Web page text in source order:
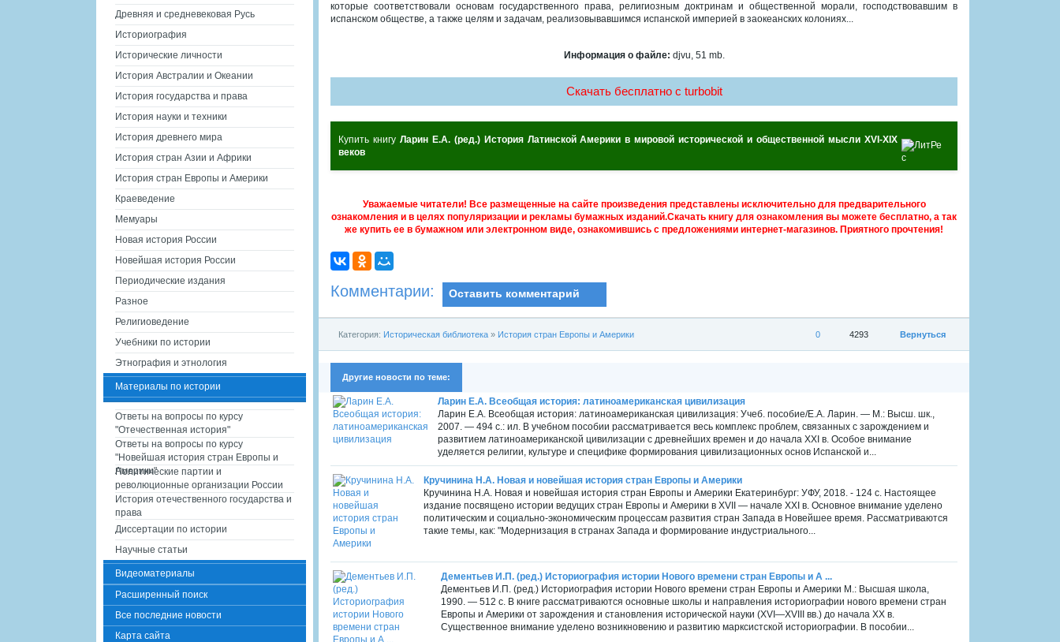
которые соответствовали основам государственного права, религиозным доктринам и общественной морали, господствовавшим в
испанском обществе, а также целям и задачам, реализовывавшимся испанской империей в заокеанских колониях...
Информация о файле: djvu, 51 mb.
Скачать бесплатно c turbobit
Купить книгу Ларин Е.А. (ред.) История Латинской Америки в мировой исторической и общественной мысли XVI-XIX
веков
Уважаемые читатели! Все размещенные на сайте произведения представлены исключительно для предварительного
ознакомления и в целях популяризации и рекламы бумажных изданий.Скачать книгу для ознакомления вы можете бесплатно, а так
же купить ее в бумажном или электронном виде, ознакомившись с предложениями интернет-магазинов. Приятного прочтения!
Комментарии: Оставить комментарий
Вернуться
4293
0
Категория: Историческая библиотека » История стран Европы и Америки
Другие новости по теме:
Ларин Е.А. Всеобщая история: латиноамериканская цивилизация
Ларин Е.А. Всеобщая история: латиноамериканская цивилизация: Учеб. пособие/Е.А. Ларин. — М.: Высш. шк.,
2007. — 494 с.: ил. В учебном пособии рассматривается весь комплекс проблем, связанных с зарождением и
развитием латиноамериканской цивилизации с древнейших времен и до начала XXI в. Особое внимание
уделяется религии, культуре и специфике формирования цивилизационных основ Испанской и...
Кручинина Н.А. Новая и новейшая история стран Европы и Америки
Кручинина Н.А. Новая и новейшая история стран Европы и Америки Екатеринбург: УФУ, 2018. - 124 с. Настоящее
издание посвящено истории ведущих стран Европы и Америки в XVII — начале XXI в. Основное внимание уделено
политическим и социально-экономическим процессам развития стран Запада в Новейшее время. Рассматриваются
такие темы, как: "Модернизация в странах Запада и формирование индустриального...
Дементьев И.П. (ред.) Историография истории Нового времени стран Европы и А ...
Дементьев И.П. (ред.) Историография истории Нового времени стран Европы и Америки М.: Высшая школа,
1990. — 512 с. В книге рассматриваются основные школы и направления историографии нового времени стран
Европы и Америки от зарождения и становления исторической науки (XVI—XVIII вв.) до начала XX в.
Существенное внимание уделено возникновению и развитию марксистской историографии. В пособии...
Древняя и средневековая Русь
Историография
Исторические личности
История Австралии и Океании
История государства и права
История науки и техники
История древнего мира
История стран Азии и Африки
История стран Европы и Америки
Краеведение
Мемуары
Новая история России
Новейшая история России
Периодические издания
Разное
Религиоведение
Учебники по истории
Этнография и этнология
Материалы по истории
Ответы на вопросы по курсу
"Отечественная история"
Ответы на вопросы по курсу
"Новейшая история стран Европы и
Америки"
Политические партии и
революционные организации России
История отечественного государства и
права
Диссертации по истории
Научные статьи
Видеоматериалы
Расширенный поиск
Все последние новости
Карта сайта